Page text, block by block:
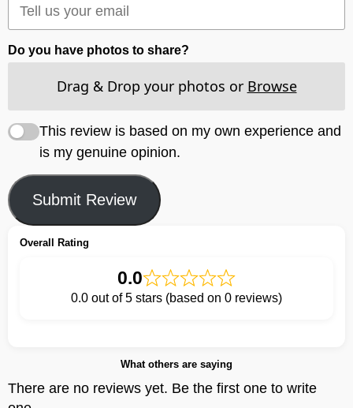
Do you have photos to share?
Drag & Drop your photos or Browse
This review is based on my own experience and
is my genuine opinion.
Submit Review
Overall Rating
0.0
0.0 out of 5 stars (based on 0 reviews)
What others are saying
There are no reviews yet. Be the first one to write